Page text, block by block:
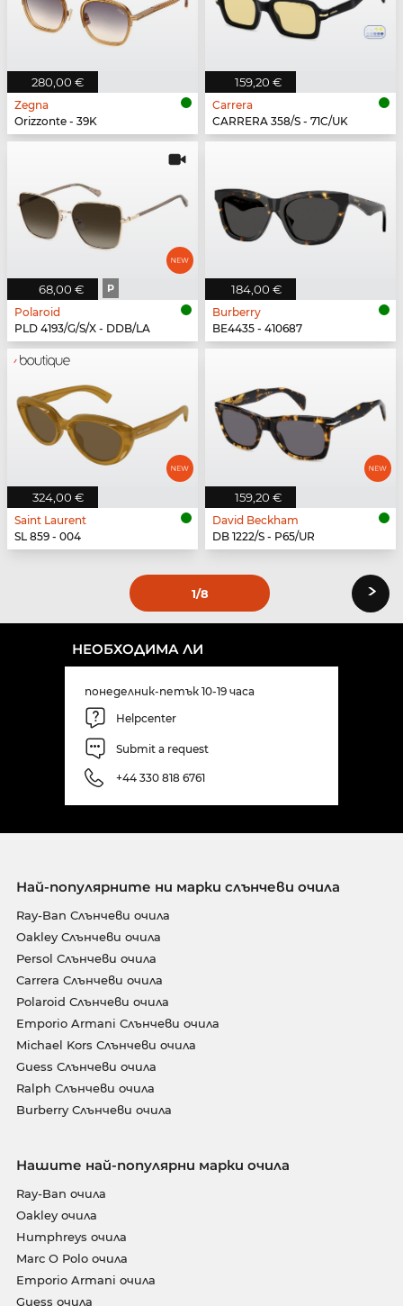
280,00 €
Zegna
Orizzonte - 39K
159,20 €
Carrera
CARRERA 358/S - 71C/UK
68,00 € P
Polaroid
PLD 4193/G/S/X - DDB/LA
184,00 €
Burberry
BE4435 - 410687
324,00 €
Saint Laurent
SL 859 - 004
159,20 €
David Beckham
DB 1222/S - P65/UR
1/8 ›
НЕОБХОДИМА ЛИ
понеделник-петък 10-19 часа
Helpcenter
Submit a request
+44 330 818 6761
Най-популярните ни марки слънчеви очила
Ray-Ban Слънчеви очила
Oakley Слънчеви очила
Persol Слънчеви очила
Carrera Слънчеви очила
Polaroid Слънчеви очила
Emporio Armani Слънчеви очила
Michael Kors Слънчеви очила
Guess Слънчеви очила
Ralph Слънчеви очила
Burberry Слънчеви очила
Нашите най-популярни марки очила
Ray-Ban очила
Oakley очила
Humphreys очила
Marc O Polo очила
Emporio Armani очила
Guess очила